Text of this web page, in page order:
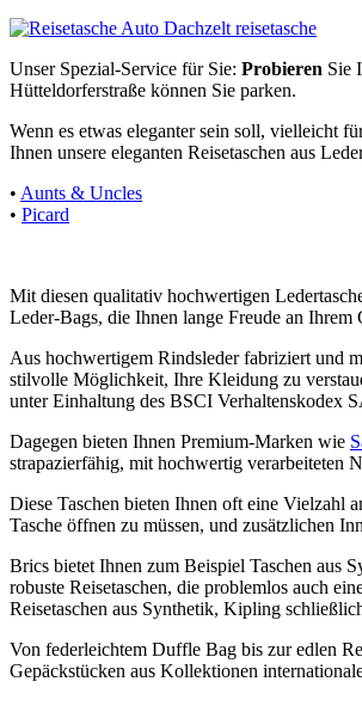
Unser Spezial-Service für Sie: Probieren Sie
Hütteldorferstraße können Sie parken.
Wenn es etwas eleganter sein soll, vielleicht
Ihnen unsere eleganten Reisetaschen aus
• Aunts & Uncles
• Picard
Mit diesen qualitativ hochwertigen
Leder-Bags, die Ihnen lange Freude an Ihrem
Aus hochwertigem Rindsleder fabriziert und
stilvolle Möglichkeit, Ihre Kleidung zu
unter Einhaltung des BSCI Verhaltenskodex
Dagegen bieten Ihnen Premium-Marken wie
strapazierfähig, mit hochwertig verarbeiteten
Diese Taschen bieten Ihnen oft eine Vielzahl
Tasche öffnen zu müssen, und zusätzlichen
Brics bietet Ihnen zum Beispiel Taschen aus
robuste Reisetaschen, die problemlos auch
Reisetaschen aus Synthetik, Kipling
Von federleichtem Duffle Bag bis zur edlen
Gepäckstücken aus Kollektionen